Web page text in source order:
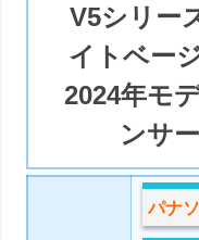
V5シリー
イトベー
2024年モ
ンサ
パナ